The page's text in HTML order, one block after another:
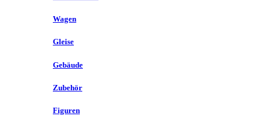
Wagen
Gleise
Gebäude
Zubehör
Figuren